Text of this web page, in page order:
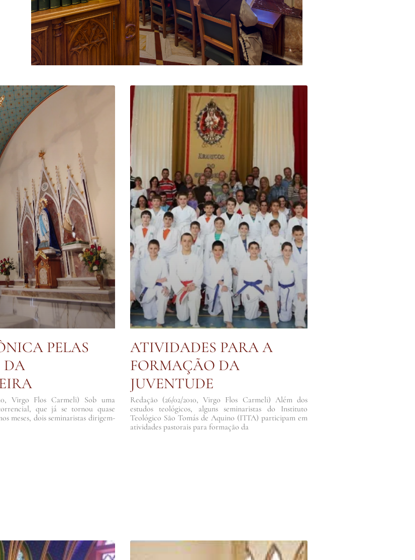
PELAS
DA
Virgo Flos Carmeli) Sob uma
que já se tornou quase
meses, dois seminaristas dirigem-
ATIVIDADES PARA A
FORMAÇÃO DA
JUVENTUDE
Redação (26/02/2010, Virgo Flos Carmeli) Além dos
estudos teológicos, alguns seminaristas do Instituto
Teológico São Tomás de Aquino (ITTA) participam em
atividades pastorais para formação da